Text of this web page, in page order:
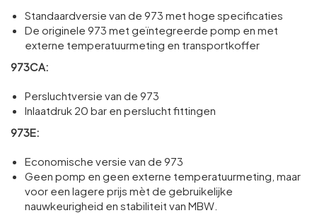
Standaardversie van de 973 met hoge specificaties
De originele 973 met geïntegreerde pomp en met
externe temperatuurmeting en transportkoffer
973CA:
Persluchtversie van de 973
Inlaatdruk 20 bar en perslucht fittingen
973E:
Economische versie van de 973
Geen pomp en geen externe temperatuurmeting, maar
voor een lagere prijs mèt de gebruikelijke
nauwkeurigheid en stabiliteit van MBW.